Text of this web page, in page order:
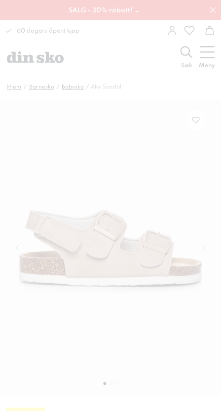
SALG - 30% rabatt! →
60 dagers åpent kjøp
Søk Meny
Hjem Barnesko Babysko Ake Sandal